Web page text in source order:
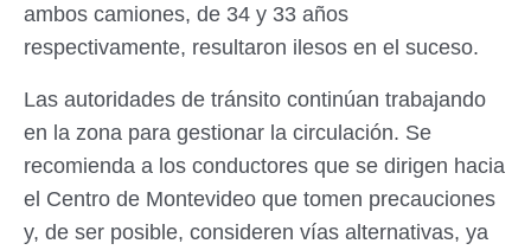
ambos camiones, de 34 y 33 años
respectivamente, resultaron ilesos en el suceso.
Las autoridades de tránsito continúan trabajando
en la zona para gestionar la circulación. Se
recomienda a los conductores que se dirigen hacia
el Centro de Montevideo que tomen precauciones
y, de ser posible, consideren vías alternativas, ya